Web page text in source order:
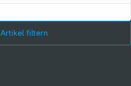
Artikel filtern